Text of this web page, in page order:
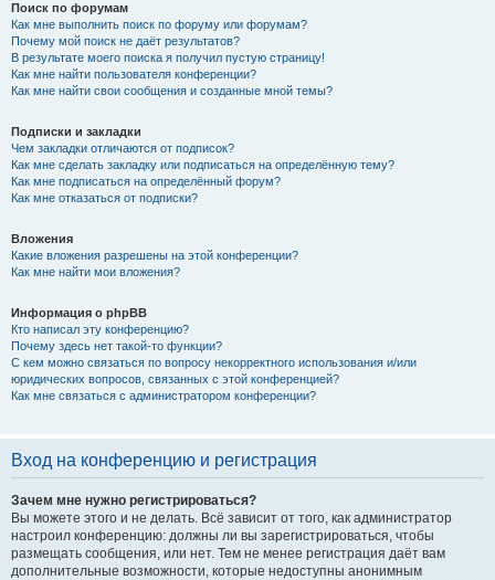
Поиск по форумам
Как мне выполнить поиск по форуму или форумам?
Почему мой поиск не даёт результатов?
В результате моего поиска я получил пустую страницу!
Как мне найти пользователя конференции?
Как мне найти свои сообщения и созданные мной темы?
Подписки и закладки
Чем закладки отличаются от подписок?
Как мне сделать закладку или подписаться на определённую тему?
Как мне подписаться на определённый форум?
Как мне отказаться от подписки?
Вложения
Какие вложения разрешены на этой конференции?
Как мне найти мои вложения?
Информация о phpBB
Кто написал эту конференцию?
Почему здесь нет такой-то функции?
С кем можно связаться по вопросу некорректного использования и/или
юридических вопросов, связанных с этой конференцией?
Как мне связаться с администратором конференции?
Вход на конференцию и регистрация
Зачем мне нужно регистрироваться?
Вы можете этого и не делать. Всё зависит от того, как администратор
настроил конференцию: должны ли вы зарегистрироваться, чтобы
размещать сообщения, или нет. Тем не менее регистрация даёт вам
дополнительные возможности, которые недоступны анонимным